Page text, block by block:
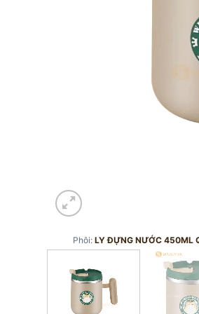
Phôi: LY ĐỰNG NƯỚC 450ML